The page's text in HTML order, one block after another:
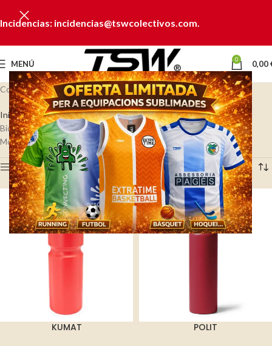
Incidencias: incidencias@tswcolectivos.com.
MENÚ 0 0,00
Colección Bidones deportivos
Inicio TAZAS, BIDONES & MENAJE Bidones & Termos
Bidones deportivos
Mostrando los 4 resultados
Ver barra lateral
KUMAT POLIT